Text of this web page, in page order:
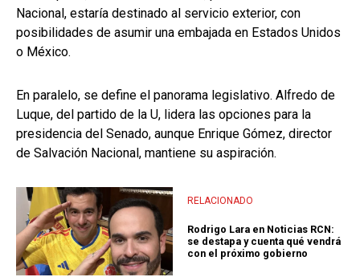
Nacional, estaría destinado al servicio exterior, con
posibilidades de asumir una embajada en Estados Unidos
o México.
En paralelo, se define el panorama legislativo. Alfredo de
Luque, del partido de la U, lidera las opciones para la
presidencia del Senado, aunque Enrique Gómez, director
de Salvación Nacional, mantiene su aspiración.
RELACIONADO
Rodrigo Lara en Noticias RCN:
se destapa y cuenta qué vendrá
con el próximo gobierno